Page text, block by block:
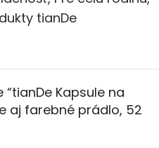
tianDe
Kapsule na
aj farebné prádlo, 52